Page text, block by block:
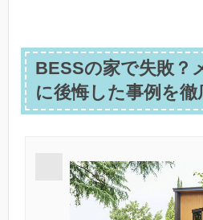
BESSの家で失敗？
に後悔した事例を徹